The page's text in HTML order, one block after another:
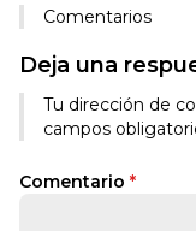
Comentarios
Deja una
Tu dirección de
campos
Comentario *